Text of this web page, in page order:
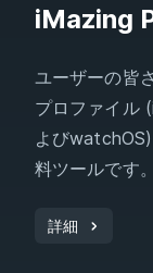
iMazing
ユーザーの皆
プロファイル
よび
料ツールです。
詳細